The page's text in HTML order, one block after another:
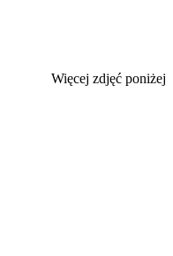
Więcej zdjęć poniżej